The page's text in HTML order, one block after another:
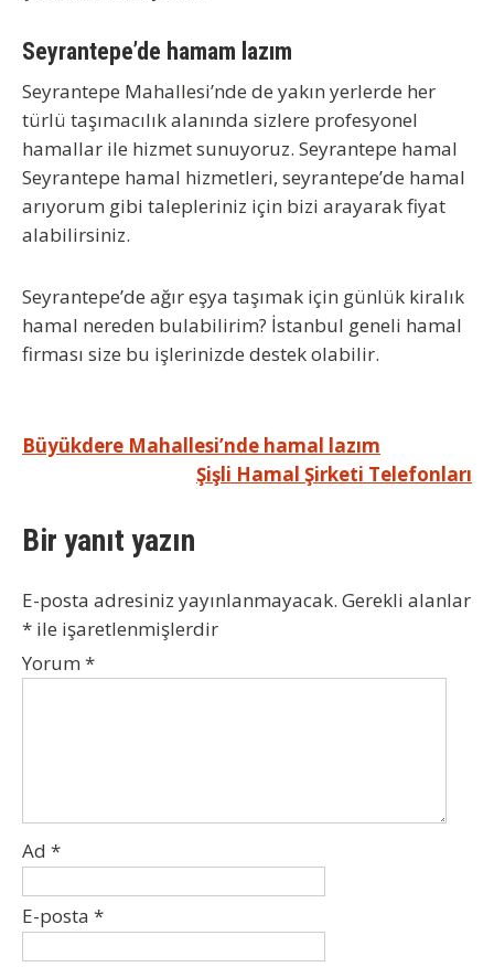
Seyrantepe’de hamam lazım
Seyrantepe Mahallesi’nde de yakın yerlerde her
türlü taşımacılık alanında sizlere profesyonel
hamallar ile hizmet sunuyoruz. Seyrantepe hamal
Seyrantepe hamal hizmetleri, seyrantepe’de hamal
arıyorum gibi talepleriniz için bizi arayarak fiyat
alabilirsiniz.
Seyrantepe’de ağır eşya taşımak için günlük kiralık
hamal nereden bulabilirim? İstanbul geneli hamal
firması size bu işlerinizde destek olabilir.
Yazı
Büyükdere Mahallesi’nde hamal lazım
Şişli Hamal Şirketi Telefonları
Bir yanıt yazın
E-posta adresiniz yayınlanmayacak. Gerekli alanlar
* ile işaretlenmişlerdir
Yorum *
Ad *
E-posta *